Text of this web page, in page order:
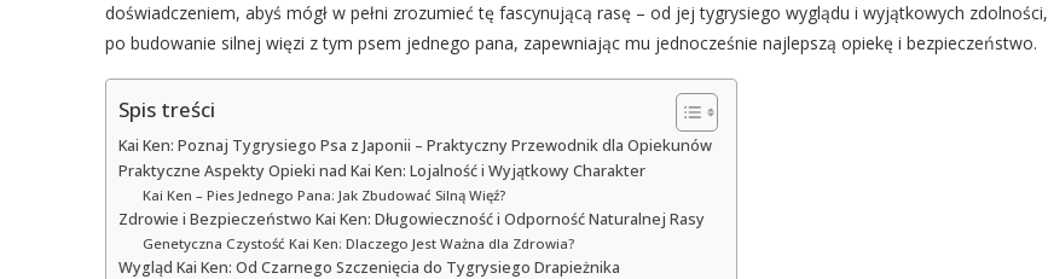
doświadczeniem, abyś mógł w pełni zrozumieć tę fascynującą rasę – od jej tygrysiego wyglądu i wyjątkowych zdolności,
po budowanie silnej więzi z tym psem jednego pana, zapewniając mu jednocześnie najlepszą opiekę i bezpieczeństwo.
Spis treści
Kai Ken: Poznaj Tygrysiego Psa z Japonii – Praktyczny Przewodnik dla Opiekunów
Praktyczne Aspekty Opieki nad Kai Ken: Lojalność i Wyjątkowy Charakter
Kai Ken – Pies Jednego Pana: Jak Zbudować Silną Więź?
Zdrowie i Bezpieczeństwo Kai Ken: Długowieczność i Odporność Naturalnej Rasy
Genetyczna Czystość Kai Ken: Dlaczego Jest Ważna dla Zdrowia?
Wygląd Kai Ken: Od Czarnego Szczenięcia do Tygrysiego Drapieżnika